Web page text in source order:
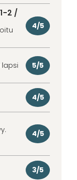
2 /
4/5
5/5
4/5
4/5
3/5